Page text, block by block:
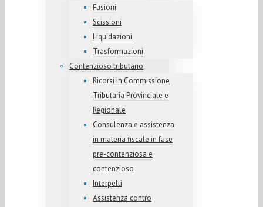
Fusioni
Scissioni
Liquidazioni
Trasformazioni
Contenzioso tributario
Ricorsi in Commissione
Tributaria Provinciale e
Regionale
Consulenza e assistenza
in materia fiscale in fase
pre-contenziosa e
contenzioso
Interpelli
Assistenza contro